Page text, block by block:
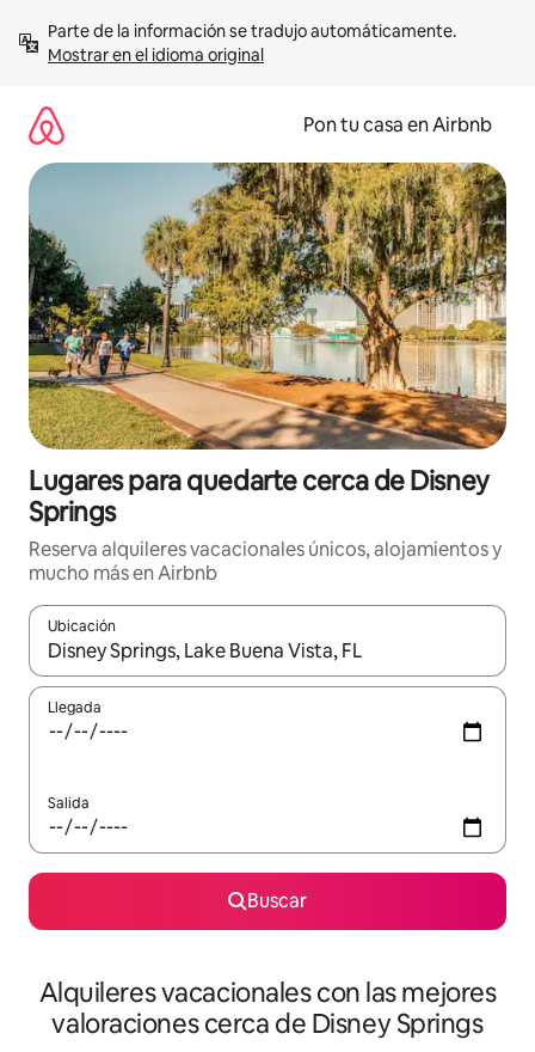
contenidoMostrar en el idioma original
Pon tu casa en Airbnb
Lugares para quedarte cerca de Disney
Springs
Reserva alquileres vacacionales únicos, alojamientos y
mucho más en Airbnb
Ubicación
Cuando los resultados estén disponibles, navega con las
Llegada
Salida
Buscar
Alquileres vacacionales con las mejores
valoraciones cerca de Disney Springs